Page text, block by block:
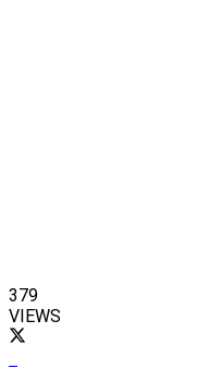
379
VIEWS